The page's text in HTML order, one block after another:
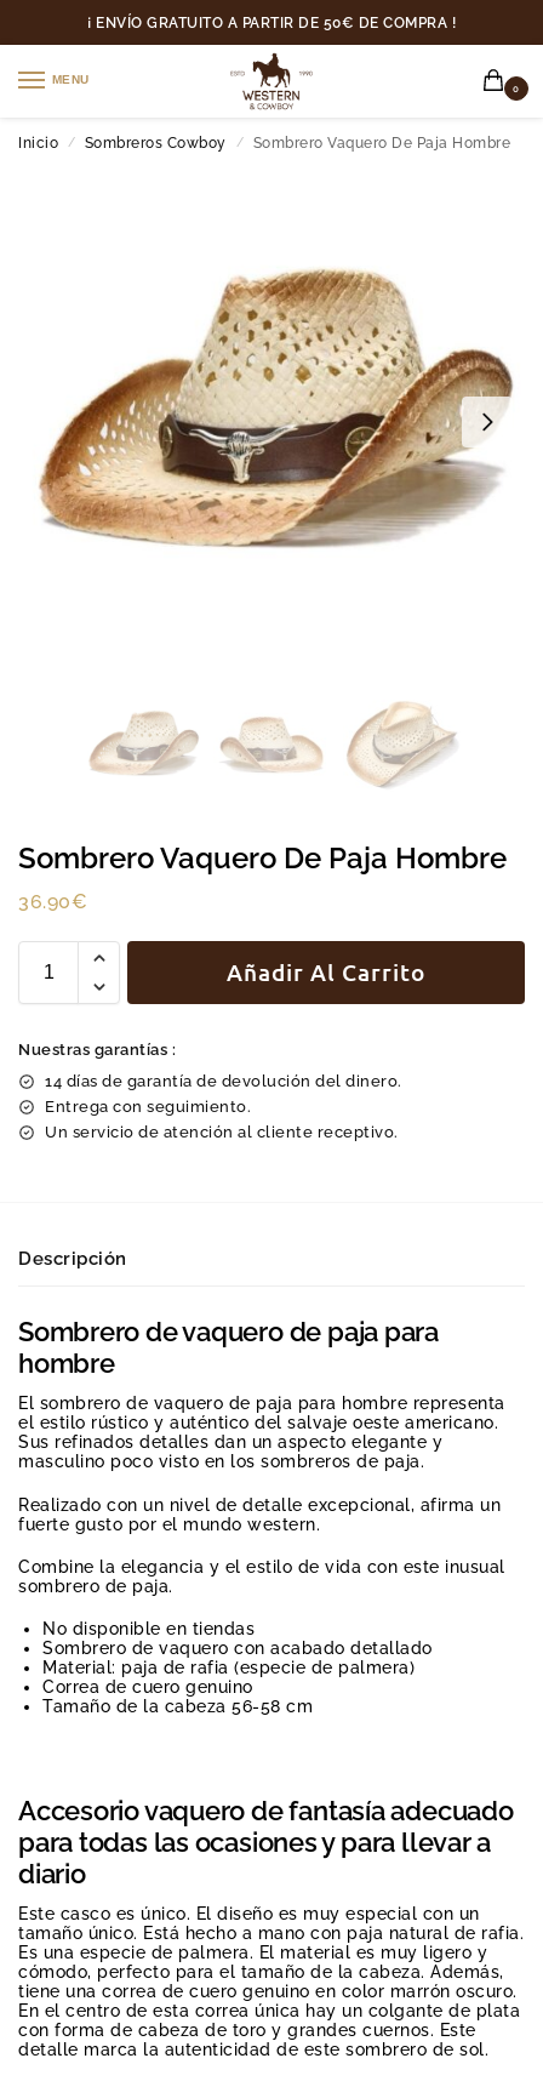
¡ ENVÍO GRATUITO A PARTIR DE 50€ DE COMPRA !
MENU
0
Inicio / Sombreros Cowboy / Sombrero Vaquero De Paja Hombre
Sombrero Vaquero De Paja Hombre
36.90€
Añadir Al Carrito
Nuestras garantías :
14 días de garantía de devolución del dinero.
Entrega con seguimiento.
Un servicio de atención al cliente receptivo.
Descripción
Sombrero de vaquero de paja para
hombre
El sombrero de vaquero de paja para hombre representa
el estilo rústico y auténtico del salvaje oeste americano.
Sus refinados detalles dan un aspecto elegante y
masculino poco visto en los sombreros de paja.
Realizado con un nivel de detalle excepcional, afirma un
fuerte gusto por el mundo western.
Combine la elegancia y el estilo de vida con este inusual
sombrero de paja.
No disponible en tiendas
Sombrero de vaquero con acabado detallado
Material: paja de rafia (especie de palmera)
Correa de cuero genuino
Tamaño de la cabeza 56-58 cm
Accesorio vaquero de fantasía adecuado
para todas las ocasiones y para llevar a
diario
Este casco es único. El diseño es muy especial con un
tamaño único. Está hecho a mano con paja natural de rafia.
Es una especie de palmera. El material es muy ligero y
cómodo, perfecto para el tamaño de la cabeza. Además,
tiene una correa de cuero genuino en color marrón oscuro.
En el centro de esta correa única hay un colgante de plata
con forma de cabeza de toro y grandes cuernos. Este
detalle marca la autenticidad de este sombrero de sol.